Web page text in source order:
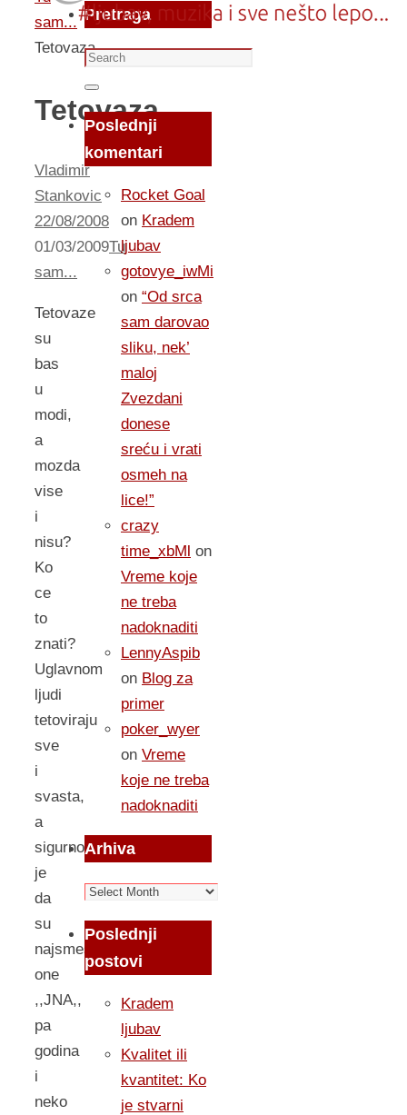
sam...
Tetovaza
Tetovaza
Vladimir
Stankovic
22/08/2008
01/03/2009Tu
sam...
Tetovaze
su
bas
u
modi,
a
mozda
vise
i
nisu?
Ko
ce
to
znati?
Uglavnom
ljudi
tetoviraju
sve
i
svasta,
a
sigurno
je
da
su
najsmesnije
one
,,JNA,,
pa
godina
i
neko
Pretraga
Search
for:
Search
Poslednji
komentari
Rocket Goal
on Kradem
ljubav
gotovye_iwMi
on “Od srca
sam darovao
sliku, nek’
maloj
Zvezdani
donese
sreću i vrati
osmeh na
lice!”
crazy
time_xbMl on
Vreme koje
ne treba
nadoknaditi
LennyAspib
on Blog za
primer
poker_wyer
on Vreme
koje ne treba
nadoknaditi
Arhiva
Arhiva
Poslednji
postovi
Kradem
ljubav
Kvalitet ili
kvantitet: Ko
je stvarni